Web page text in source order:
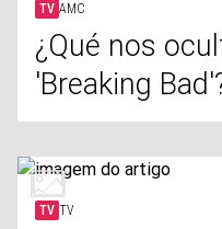
TV AMC
¿Qué nos
'Breaking
TV TV